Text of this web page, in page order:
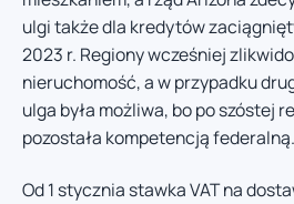
ulgi także dla kredytów
2023 r. Regiony wcześniej
nieruchomość, a w przypadku
ulga była możliwa, bo po szóstej
pozostała kompetencją federalną.
Od 1 stycznia stawka VAT na